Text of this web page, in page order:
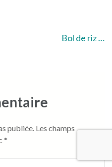
Bol de riz …
publiée. Les champs
*